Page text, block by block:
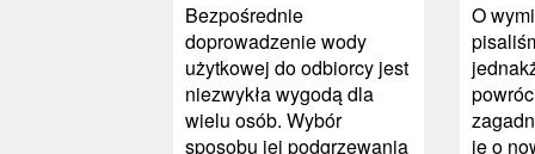
Bezpośrednie
doprowadzenie wody
użytkowej do odbiorcy jest
niezwykła wygodą dla
wielu osób. Wybór
sposobu jej podgrzewania
O
je o